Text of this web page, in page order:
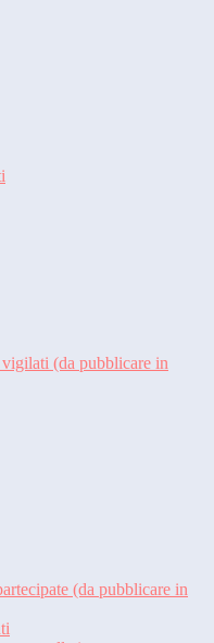
(da pubblicare in
(da pubblicare in